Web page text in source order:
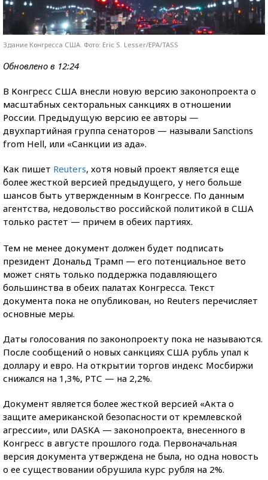
Здание Конгресса США. Фото: Eric S. Lesser/EPA/TASS
Обновлено в 12:24
В Конгресс США внесли новую версию законопроекта о
масштабных секторальных санкциях в отношении
России. Предыдущую версию ее авторы —
двухпартийная группа сенаторов — называли Sanctions
from Hell, или «Санкции из ада».
Как пишет Reuters, хотя новый проект является еще
более жесткой версией предыдущего, у него больше
шансов быть утвержденным в Конгрессе. По данным
агентства, недовольство российской политикой в США
только растет — причем в обеих партиях.
Тем не менее документ должен будет подписать
президент Дональд Трамп — его потенциальное вето
может снять только поддержка подавляющего
большинства в обеих палатах Конгресса. Текст
документа пока не опубликован, но Reuters перечисляет
основные меры.
Даты голосования по законопроекту пока не называются.
После сообщений о новых санкциях США рубль упал к
доллару и евро. На открытии торгов индекс Мосбиржи
снижался на 1,3%, РТС — на 2,2%.
Документ является более жесткой версией «Акта о
защите американской безопасности от кремлевской
агрессии», или DASKA — законопроекта, внесенного в
Конгресс в августе прошлого года. Первоначальная
версия документа утверждена не была, но одна новость
о ее существовании обрушила курс рубля на 2%.